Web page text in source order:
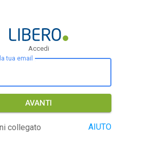
Accedi
tua email
AVANTI
collegato AIUTO